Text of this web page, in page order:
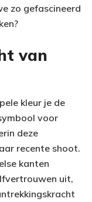
zo gefascineerd
van
kleur je de
voor
deze
recente shoot.
kanten
uit,